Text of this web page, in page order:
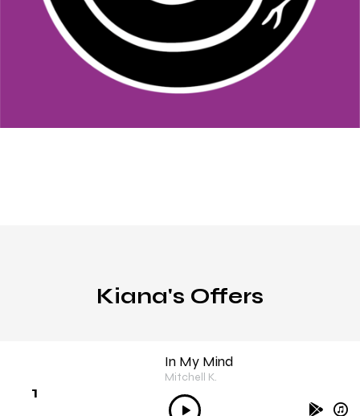
Kiana's Offers
1
In My Mind
Mitchell K.
Lecteur